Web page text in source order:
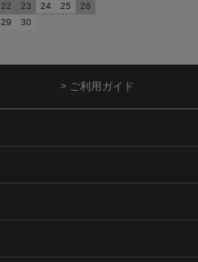
22 23 24 25
26
29 30
> ご利用ガイド